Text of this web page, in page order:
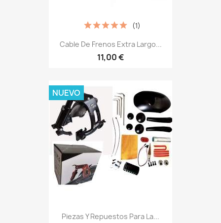
Cable De Frenos Extra Largo...
11,00 €
(1)
Piezas Y Repuestos Para La...
NUEVO